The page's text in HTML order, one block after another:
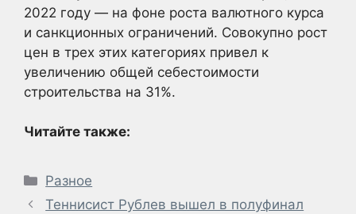
2022 году — на фоне роста валютного курса
и санкционных ограничений. Совокупно рост
цен в трех этих категориях привел к
увеличению общей себестоимости
строительства на 31%.
Читайте также:
Рубрики
Разное
Теннисист Рублев вышел в полуфинал